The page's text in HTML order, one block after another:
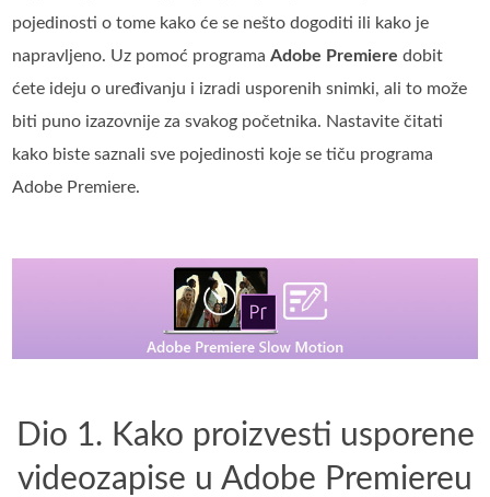
pojedinosti o tome kako će se nešto dogoditi ili kako je
napravljeno. Uz pomoć programaAdobe Premiere dobit
ćete ideju o uređivanju i izradi usporenih snimki, ali to može
biti puno izazovnije za svakog početnika. Nastavite čitati
kako biste saznali sve pojedinosti koje se tiču programa
Adobe Premiere.
Dio 1. Kako proizvesti usporene
videozapise u Adobe Premiereu